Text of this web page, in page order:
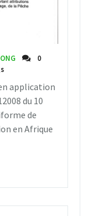
0
application
du 10
de
en Afrique